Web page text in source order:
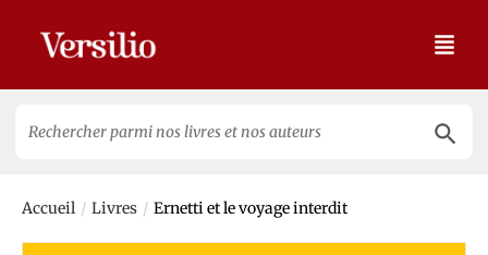
for:
Accueil / Livres / Ernetti et le voyage interdit